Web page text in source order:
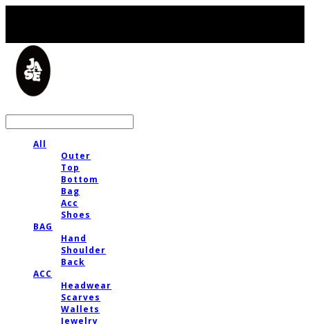
All
Outer
Top
Bottom
Bag
Acc
Shoes
BAG
Hand
Shoulder
Back
ACC
Headwear
Scarves
Wallets
Jewelry